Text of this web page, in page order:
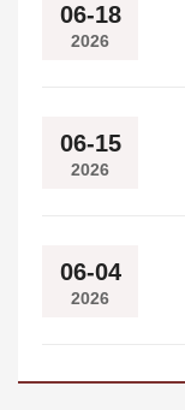
06-18
2026
06-15
2026
06-04
2026